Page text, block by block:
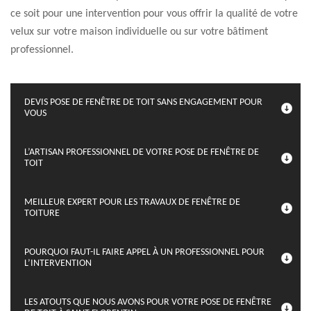
ce soit pour une intervention pour vous offrir la qualité de votre
velux sur votre maison individuelle ou sur votre bâtiment
professionnel.
DEVIS POSE DE FENÊTRE DE TOIT SANS ENGAGEMENT POUR
VOUS
L’ARTISAN PROFESSIONNEL DE VOTRE POSE DE FENÊTRE DE
TOIT
MEILLEUR EXPERT POUR LES TRAVAUX DE FENÊTRE DE
TOITURE
POURQUOI FAUT-IL FAIRE APPEL À UN PROFESSIONNEL POUR
L’INTERVENTION
LES ATOUTS QUE NOUS AVONS POUR VOTRE POSE DE FENÊTRE